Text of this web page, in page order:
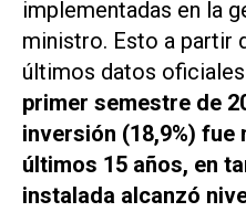
implementadas en la
ministro. Esto a partir
últimos datos
primer semestre de
inversión (18,9%) fue
últimos 15 años, en
instalada alcanzó